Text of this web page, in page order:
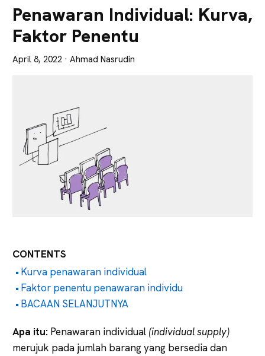
Tajam
Penawaran Individual: Kurva,
Faktor Penentu
April 8, 2022 · Ahmad Nasrudin
CONTENTS
Kurva penawaran individual
Faktor penentu penawaran individu
BACAAN SELANJUTNYA
Apa itu: Penawaran individual (individual supply)
merujuk pada jumlah barang yang bersedia dan